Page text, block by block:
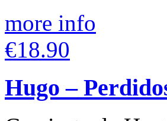
more info
€18.90
Hugo –